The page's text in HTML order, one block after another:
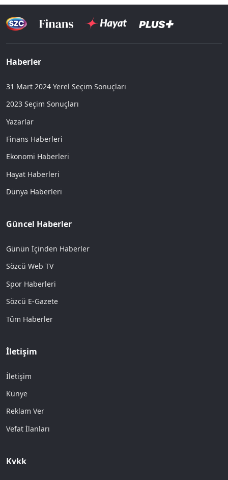
Haberler
31 Mart 2024 Yerel Seçim Sonuçları
2023 Seçim Sonuçları
Yazarlar
Finans Haberleri
Ekonomi Haberleri
Hayat Haberleri
Dünya Haberleri
Güncel Haberler
Günün İçinden Haberler
Sözcü Web TV
Spor Haberleri
Sözcü E-Gazete
Tüm Haberler
İletişim
İletişim
Künye
Reklam Ver
Vefat İlanları
Kvkk